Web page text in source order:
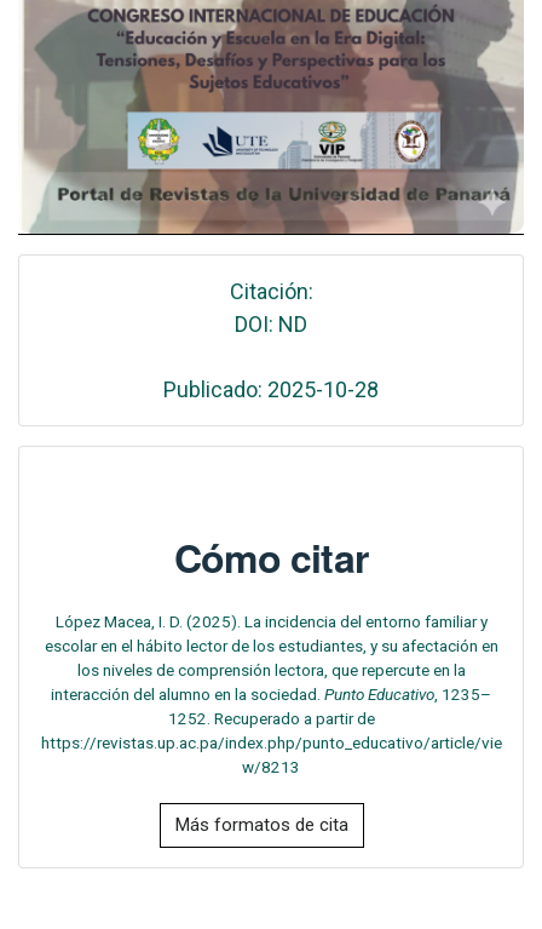
Citación:
DOI: ND
Publicado: 2025-10-28
Cómo citar
López Macea, I. D. (2025). La incidencia del entorno familiar y
escolar en el hábito lector de los estudiantes, y su afectación en
los niveles de comprensión lectora, que repercute en la
interacción del alumno en la sociedad. Punto Educativo, 1235–
1252. Recuperado a partir de
https://revistas.up.ac.pa/index.php/punto_educativo/article/vie
w/8213
Más formatos de cita